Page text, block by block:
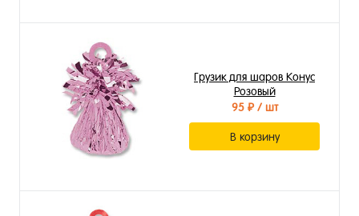
Грузик для шаров Конус
Розовый
95 ₽/ шт
В корзину